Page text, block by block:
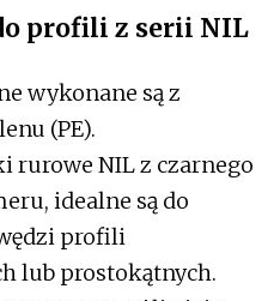
profili z serii NIL
wykonane są z
(PE).
rurowe NIL z czarnego
idealne są do
profili
lub prostokątnych.